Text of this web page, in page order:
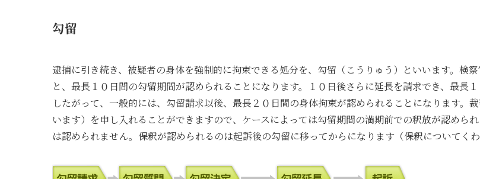
勾留
逮捕に引き続き、被疑者の身体を強制的に拘束できる処分を、勾留（こうりゅう）といいます。検
と、最長１０日間の勾留期間が認められることになります。１０日後さらに延長を請求でき、最長１
したがって、一般的には、勾留請求以後、最長２０日間の身体拘束が認められることになります。
います）を申し入れることができますので、ケースによっては勾留期間の満期前での釈放が認めら
は認められません。保釈が認められるのは起訴後の勾留に移ってからになります（保釈についてく